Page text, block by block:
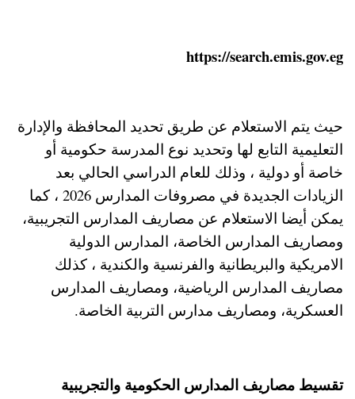
https://search.emis.gov.eg
حيث يتم الاستعلام عن طريق تحديد المحافظة والإدارة
التعليمية التابع لها وتحديد نوع المدرسة حكومية أو
خاصة أو دولية ، وذلك للعام الدراسي الحالي بعد
الزيادات الجديدة في مصروفات المدارس 2026 ، كما
يمكن أيضا الاستعلام عن مصاريف المدارس التجريبية،
ومصاريف المدارس الخاصة، المدارس الدولية
الامريكية والبريطانية والفرنسية والكندية ، كذلك
مصاريف المدارس الرياضية، ومصاريف المدارس
العسكرية، ومصاريف مدارس التربية الخاصة.
تقسيط مصاريف المدارس الحكومية والتجريبية